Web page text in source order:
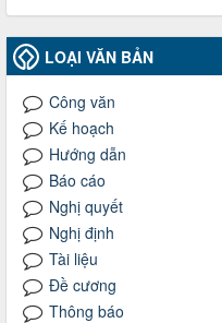
LOẠI VĂN BẢN
Công văn
Kế hoạch
Hướng dẫn
Báo cáo
Nghị quyết
Nghị định
Tài liệu
Đề cương
Thông báo